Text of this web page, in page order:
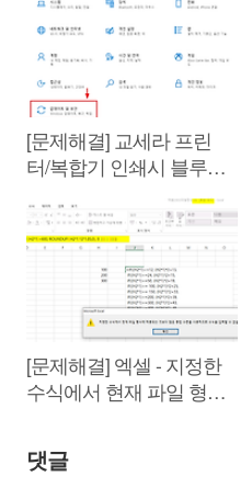
[문제해결] 교세라 프린
터/복합기 인쇄시 블루스
크린,재부팅 문제 => 보
안업데이트 설치
(KB5001567/KB5001566)
[문제해결] 엑셀 - 지정한
수식에서 현재 파일 형식
수식을 입력할 수 없습니
댓글